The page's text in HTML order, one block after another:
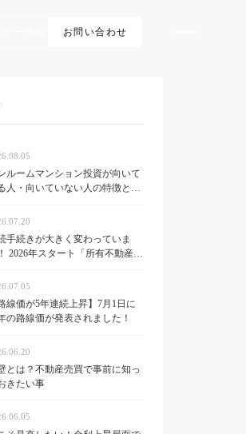
お問い合わせ
ルームマンション投資が向いて
人・向いていない人の特徴と
手続きが大きく変わっていま
2026年スタート「所有不動産記
っておきたい最新制度を解説
路線価が5年連続上昇】7月1日に
の路線価が発表されました！
とは？不動産売買で事前に知っ
きたい事